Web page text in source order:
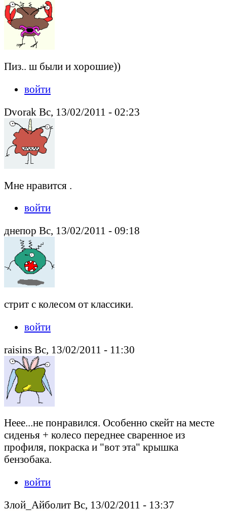
Пиз.. ш были и хорошие))
войти
Dvorak Вс, 13/02/2011 - 02:23
Мне нравится .
войти
днепор Вс, 13/02/2011 - 09:18
стрит с колесом от классики.
войти
raisins Вс, 13/02/2011 - 11:30
Неее...не понравился. Особенно скейт на месте
сиденья + колесо переднее сваренное из
профиля, покраска и "вот эта" крышка
бензобака.
войти
Злой_Айболит Вс, 13/02/2011 - 13:37